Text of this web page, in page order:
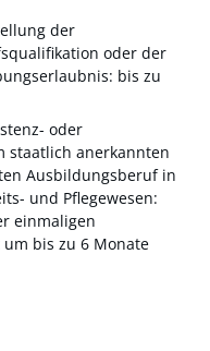
der
oder der
bis zu
oder
staatlich anerkannten
Ausbildungsberuf in
und Pflegewesen:
einmaligen
bis zu 6 Monate